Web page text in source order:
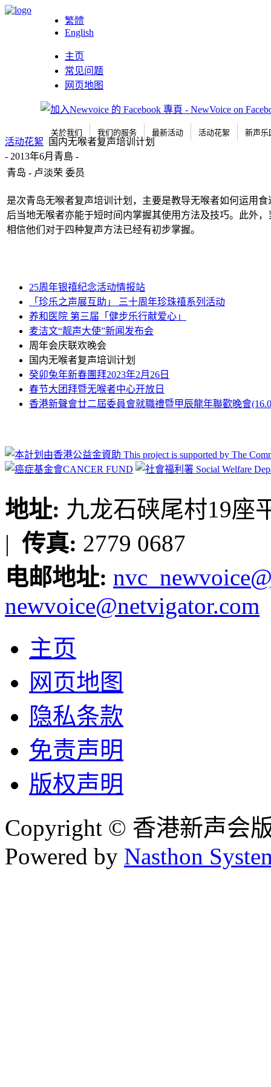
繁體
English
主页
常见问题
网页地图
关於我们 我们的服务 最新活动 活动花絮 新声乐
活动花絮
国内无喉者复声培训计划
- 2013年6月青島 -
青岛 - 卢淡荣 委员
是次青岛无喉者复声培训计划，主要是教导无喉者如何运用
后当地无喉者亦能于短时间内掌握其使用方法及技巧。此外
相信他们对于四种复声方法已经有初步掌握。
25周年银禧纪念活动情报站
「珍乐之声展互助」 三十周年珍珠禧系列活动
养和医院 第三届「健步乐行献爱心」
麦洁文“靓声大使”新闻发布会
周年会庆联欢晚会
国内无喉者复声培训计划
癸卯兔年新春團拜2023年2月26日
春节大团拜暨无喉者中心开放日
香港新聲會廿二屆委員會就職禮暨甲辰龍年聯歡晚會
地址: 九龙石硖尾村19座
| 传真: 2779 0687
电邮地址:
newvoice@netvigator.com
主页
网页地图
隐私条款
免责声明
版权声明
Copyright © 香港新声会
Powered by Nasthon